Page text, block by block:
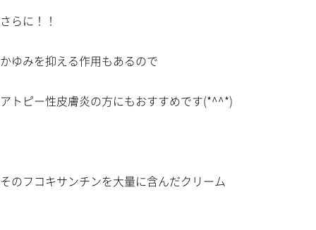
さらに！！
かゆみを抑える作用もあるので
アトピー性皮膚炎の方にもおすすめです(*^^*)
そのフコキサンチンを大量に含んだクリーム